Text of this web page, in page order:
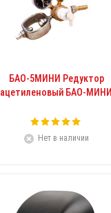
БАО-5МИНИ Редуктор
ацетиленовый БАО-МИНИ
Нет в наличии